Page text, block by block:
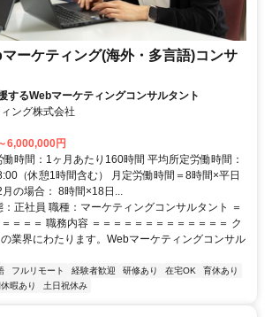
ーケティング(海外・多言語)コンサ
するWebマーケティングコンサルタント
ング株式会社
6,000,000円
時間：1ヶ月あたり160時間 平均所定労働時間：
（休憩1時間含む） 月定労働時間＝8時間×平日
の場合： 8時間×18日...
正社員 職種：マーケティングコンサルタント ＝
＝＝＝ 職務内容 ＝＝＝＝＝＝＝＝＝＝＝＝＝ ク
業界にわたります。Webマーケティングコンサル
フルリモート 経験者歓迎 研修あり 在宅OK
育休あり
暇あり 土日祝休み